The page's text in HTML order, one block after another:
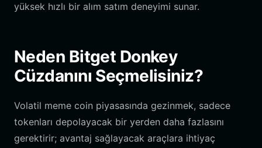
yüksek hızlı bir alım satım deneyimi sunar.
Neden Bitget Donkey
Cüzdanını Seçmelisiniz?
Volatil meme coin piyasasında gezinmek, sadece
tokenları depolayacak bir yerden daha fazlasını
gerektirir; avantaj sağlayacak araçlara ihtiyaç